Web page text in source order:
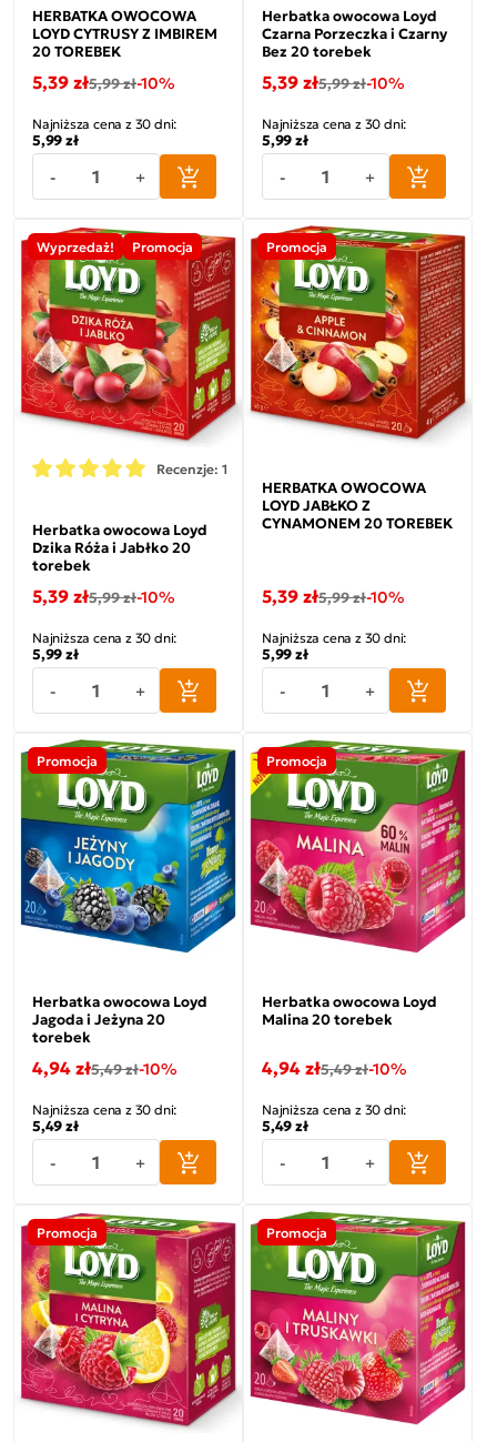
HERBATKA OWOCOWA
LOYD CYTRUSY Z IMBIREM
20 TOREBEK
5,39 zł5,99 zł-10%
Najniższa cena z 30 dni:
5,99 zł
- +
Herbatka owocowa Loyd
Czarna Porzeczka i Czarny
Bez 20 torebek
5,39 zł5,99 zł-10%
Najniższa cena z 30 dni:
5,99 zł
- +
Wyprzedaż! Promocja
Recenzje: 1
Herbatka owocowa Loyd
Dzika Róża i Jabłko 20
torebek
5,39 zł5,99 zł-10%
Najniższa cena z 30 dni:
5,99 zł
- +
Promocja
HERBATKA OWOCOWA
LOYD JABŁKO Z
CYNAMONEM 20 TOREBEK
5,39 zł5,99 zł-10%
Najniższa cena z 30 dni:
5,99 zł
- +
Promocja
Herbatka owocowa Loyd
Jagoda i Jeżyna 20
torebek
4,94 zł5,49 zł-10%
Najniższa cena z 30 dni:
5,49 zł
- +
Promocja
Herbatka owocowa Loyd
Malina 20 torebek
4,94 zł5,49 zł-10%
Najniższa cena z 30 dni:
5,49 zł
- +
Promocja Promocja